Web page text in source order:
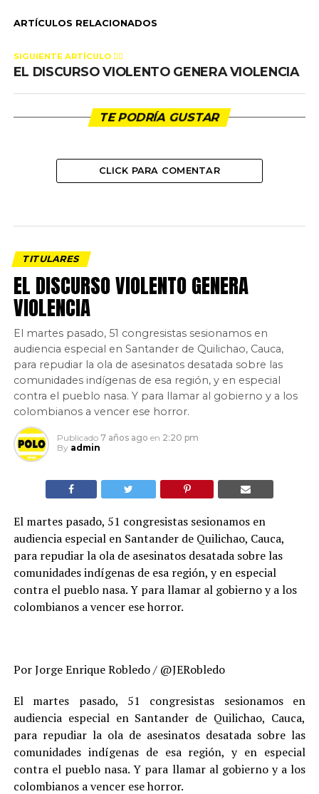
ARTÍCULOS RELACIONADOS
SIGUIENTE ARTÍCULO 👈🏻
EL DISCURSO VIOLENTO GENERA VIOLENCIA
TE PODRÍA GUSTAR
CLICK PARA COMENTAR
TITULARES
EL DISCURSO VIOLENTO GENERA
VIOLENCIA
El martes pasado, 51 congresistas sesionamos en
audiencia especial en Santander de Quilichao, Cauca,
para repudiar la ola de asesinatos desatada sobre las
comunidades indígenas de esa región, y en especial
contra el pueblo nasa. Y para llamar al gobierno y a los
colombianos a vencer ese horror.
Publicado 7 años ago en 2:20 pm
By admin
El martes pasado, 51 congresistas sesionamos en
audiencia especial en Santander de Quilichao, Cauca,
para repudiar la ola de asesinatos desatada sobre las
comunidades indígenas de esa región, y en especial
contra el pueblo nasa. Y para llamar al gobierno y a los
colombianos a vencer ese horror.
Por Jorge Enrique Robledo / @JERobledo
El martes pasado, 51 congresistas sesionamos en
audiencia especial en Santander de Quilichao, Cauca,
para repudiar la ola de asesinatos desatada sobre las
comunidades indígenas de esa región, y en especial
contra el pueblo nasa. Y para llamar al gobierno y a los
colombianos a vencer ese horror.